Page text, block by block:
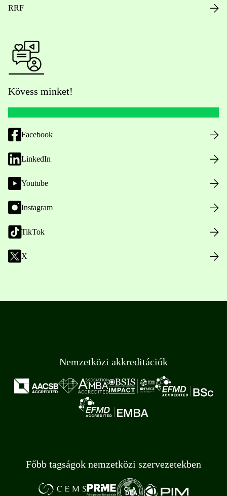
RRF
Kövess minket!
Facebook
LinkedIn
Youtube
Instagram
TikTok
X
Nemzetközi akkreditációk
Főbb tagságok nemzetközi szervezetekben